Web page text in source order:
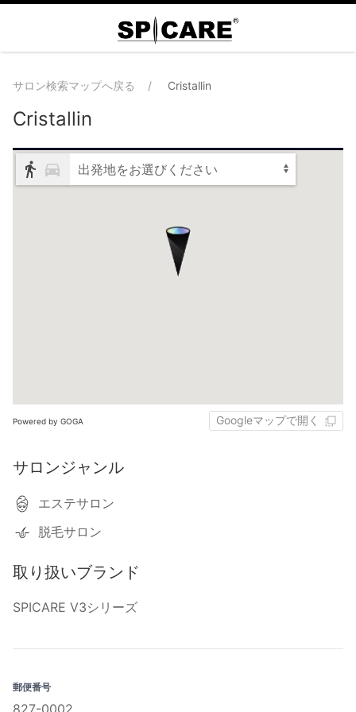
サロン検索マップへ戻る Cristallin
Cristallin
出発地をお選びください
Powered by GOGA Googleマップで開く
サロンジャンル
エステサロン
脱毛サロン
取り扱いブランド
SPICARE V3シリーズ
郵便番号